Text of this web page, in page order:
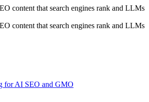
content that search engines rank and LLMs
content that search engines rank and LLMs
for AI SEO and GMO